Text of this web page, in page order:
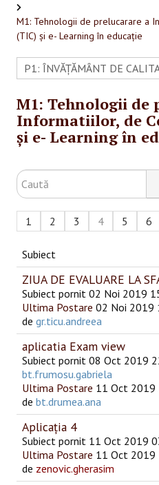
CAMPANIE ONLINE
CONTACT
M1: Tehnologii de prelucarare a
(TIC) și e- Learning în educație
M1: Tehnologii de
Informatiilor, de
și e- Learning în
1 2 3 4 5 6
Subiect
ZIUA DE EVALUARE LA
Subiect pornit 02 Noi 2019
Ultima Postare 02 Noi 2019
de gr.ticu.andreea
aplicatia Exam view
Subiect pornit 08 Oct 2019
bt.frumosu.gabriela
Ultima Postare 11 Oct 2019
de bt.drumea.ana
Aplicația 4
Subiect pornit 11 Oct 2019
Ultima Postare 11 Oct 2019
de zenovic.gherasim